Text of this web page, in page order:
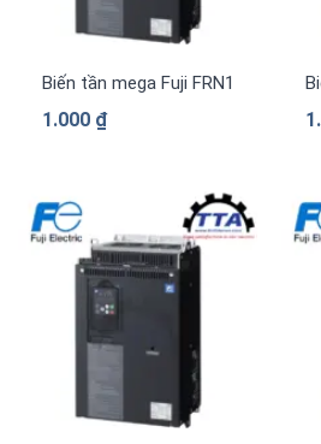
Biến tần mega Fuji FRN1480G2S-
1.000 ₫